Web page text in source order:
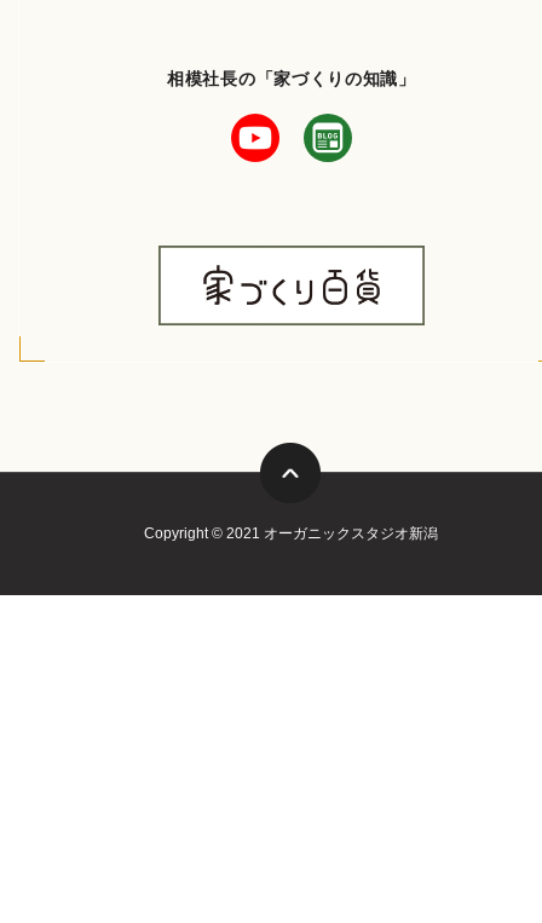
相模社長の「家づくりの知識」
Copyright © 2021 オーガニックスタジオ新潟